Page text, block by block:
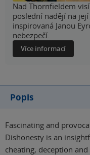
Nad Thornfieldem
poslední nadějí na
inspirovaná Janou
nebezpečí.
Více informací
Popis
Fascinating and
Dishonesty is an
cheating, deception